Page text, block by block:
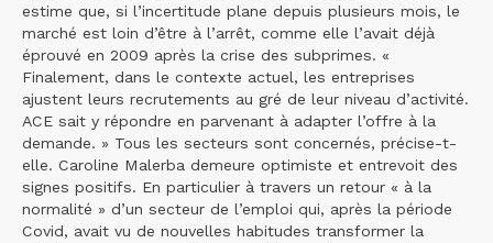
estime que, si l’incertitude plane depuis plusieurs mois, le
marché est loin d’être à l’arrêt, comme elle l’avait déjà
éprouvé en 2009 après la crise des subprimes. «
Finalement, dans le contexte actuel, les entreprises
ajustent leurs recrutements au gré de leur niveau d’activité.
ACE sait y répondre en parvenant à adapter l’offre à la
demande. » Tous les secteurs sont concernés, précise-t-
elle. Caroline Malerba demeure optimiste et entrevoit des
signes positifs. En particulier à travers un retour « à la
normalité » d’un secteur de l’emploi qui, après la période
Covid, avait vu de nouvelles habitudes transformer la